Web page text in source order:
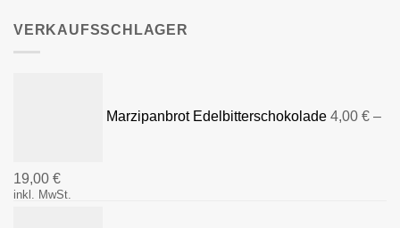
VERKAUFSSCHLAGER
Marzipanbrot Edelbitterschokolade 4,00 € –
19,00 €
inkl. MwSt.